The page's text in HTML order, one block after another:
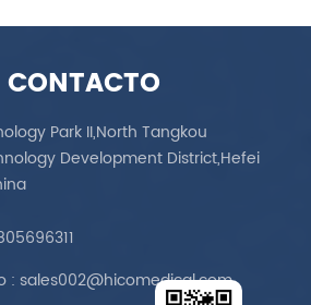
CONTACTO
Park II,North Tangkou
Development District,Hefei
: sales002@hicomedical.com